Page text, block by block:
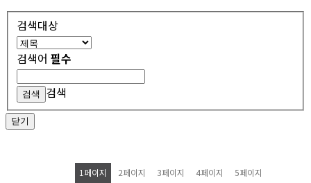
검색대상
검색어 필수
검색
닫기
1 페이지 2페이지 3페이지 4페이지 5페이지